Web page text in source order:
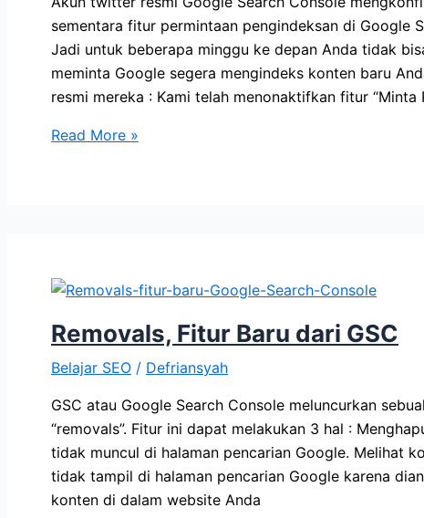
sementara fitur permintaan pengindeksan di Google
Jadi untuk beberapa minggu ke depan Anda tidak
meminta Google segera mengindeks konten baru
resmi mereka : Kami telah menonaktifkan fitur “Minta
Penghentian
GSC
Read More »
Removals, Fitur Baru dari GSC
Belajar SEO / Defriansyah
GSC atau Google Search Console meluncurkan
“removals”. Fitur ini dapat melakukan 3 hal :
tidak muncul di halaman pencarian Google. Melihat
tidak tampil di halaman pencarian Google karena
konten di dalam website Anda